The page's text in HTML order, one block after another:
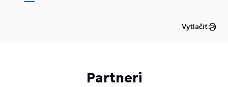
Vytlačiť
Partneri